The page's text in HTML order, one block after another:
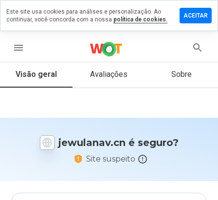
menu
Visão geral Avaliações Sobre
jewulanav.cn é seguro?
Site suspeito
um
que
Este site usa cookies para análises e personalização. Ao
continuar, você concorda com a nossa política de cookies.
ACEITAR